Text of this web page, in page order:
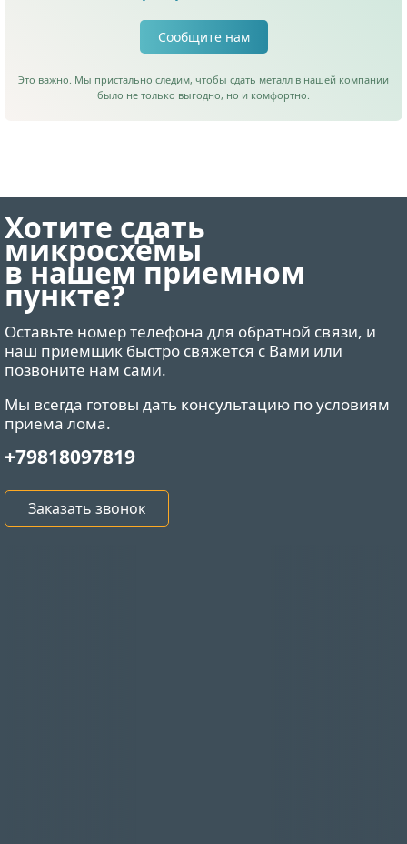
Сообщите нам
Это важно. Мы пристально следим, чтобы сдать металл в нашей компании
было не только выгодно, но и комфортно.
Хотите сдать
микросхемы
в нашем приемном
пункте?
Оставьте номер телефона для обратной связи, и
наш приемщик быстро свяжется с Вами или
позвоните нам сами.
Мы всегда готовы дать консультацию по условиям
приема лома.
+79818097819
Заказать звонок